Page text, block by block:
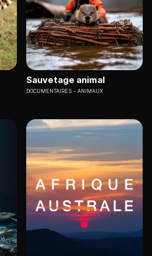
Sauvetage animal
DOCUMENTAIRES ANIMAUX